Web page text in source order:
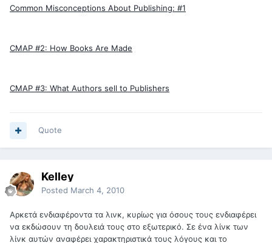
Common Misconceptions About Publishing: #1
CMAP #2: How Books Are Made
CMAP #3: What Authors sell to Publishers
Quote
Kelley
Posted March 4, 2010
Αρκετά ενδιαφέροντα τα λινκ, κυρίως για όσους τους ενδιαφέρει
να εκδώσουν τη δουλειά τους στο εξωτερικό. Σε ένα λίνκ των
λίνκ αυτών αναφέρει χαρακτηριστικά τους λόγους και το